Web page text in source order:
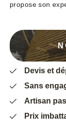
propose son
Devis et
Sans
Artisan
Prix